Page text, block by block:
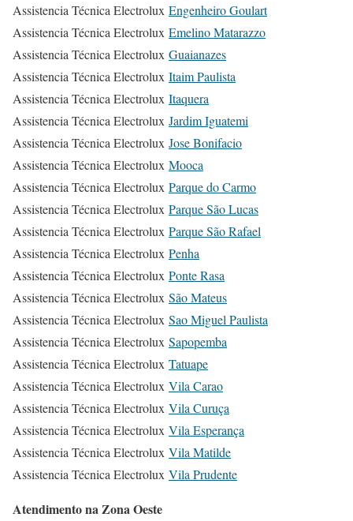
Assistencia Técnica Electrolux Engenheiro Goulart
Assistencia Técnica Electrolux Emelino Matarazzo
Assistencia Técnica Electrolux Guaianazes
Assistencia Técnica Electrolux Itaim Paulista
Assistencia Técnica Electrolux Itaquera
Assistencia Técnica Electrolux Jardim Iguatemi
Assistencia Técnica Electrolux Jose Bonifacio
Assistencia Técnica Electrolux Mooca
Assistencia Técnica Electrolux Parque do Carmo
Assistencia Técnica Electrolux Parque São Lucas
Assistencia Técnica Electrolux Parque São Rafael
Assistencia Técnica Electrolux Penha
Assistencia Técnica Electrolux Ponte Rasa
Assistencia Técnica Electrolux São Mateus
Assistencia Técnica Electrolux Sao Miguel Paulista
Assistencia Técnica Electrolux Sapopemba
Assistencia Técnica Electrolux Tatuape
Assistencia Técnica Electrolux Vila Carao
Assistencia Técnica Electrolux Vila Curuça
Assistencia Técnica Electrolux Vila Esperança
Assistencia Técnica Electrolux Vila Matilde
Assistencia Técnica Electrolux Vila Prudente
Atendimento na Zona Oeste